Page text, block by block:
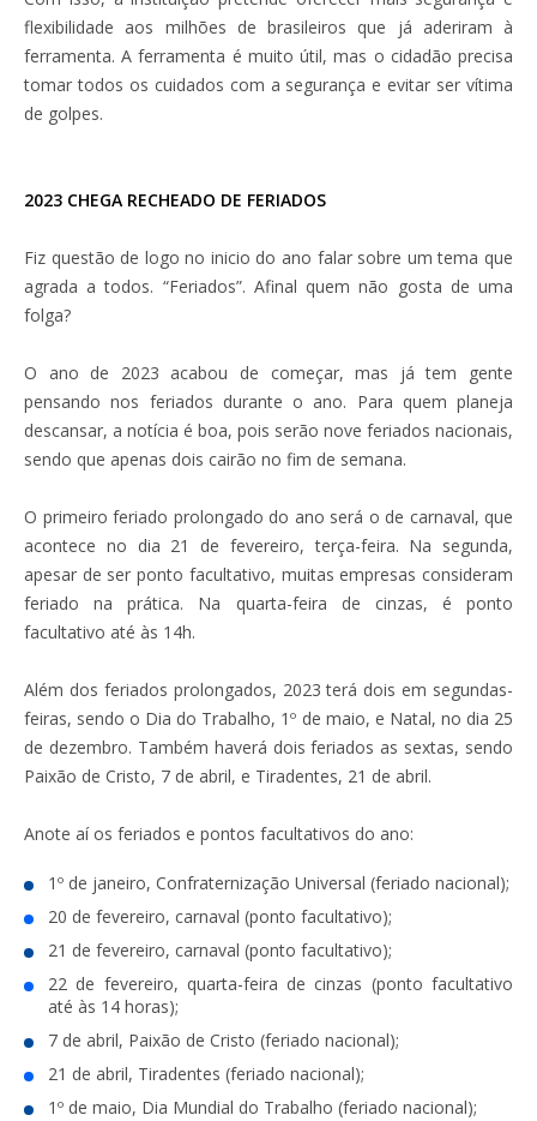
flexibilidade aos milhões de brasileiros que já aderiram à
ferramenta. A ferramenta é muito útil, mas o cidadão precisa
tomar todos os cuidados com a segurança e evitar ser vítima
de golpes.
2023 CHEGA RECHEADO DE FERIADOS
Fiz questão de logo no inicio do ano falar sobre um tema que
agrada a todos. “Feriados”. Afinal quem não gosta de uma
folga?
O ano de 2023 acabou de começar, mas já tem gente
pensando nos feriados durante o ano. Para quem planeja
descansar, a notícia é boa, pois serão nove feriados nacionais,
sendo que apenas dois cairão no fim de semana.
O primeiro feriado prolongado do ano será o de carnaval, que
acontece no dia 21 de fevereiro, terça-feira. Na segunda,
apesar de ser ponto facultativo, muitas empresas consideram
feriado na prática. Na quarta-feira de cinzas, é ponto
facultativo até às 14h.
Além dos feriados prolongados, 2023 terá dois em segundas-
feiras, sendo o Dia do Trabalho, 1º de maio, e Natal, no dia 25
de dezembro. Também haverá dois feriados as sextas, sendo
Paixão de Cristo, 7 de abril, e Tiradentes, 21 de abril.
Anote aí os feriados e pontos facultativos do ano:
1º de janeiro, Confraternização Universal (feriado nacional);
20 de fevereiro, carnaval (ponto facultativo);
21 de fevereiro, carnaval (ponto facultativo);
22 de fevereiro, quarta-feira de cinzas (ponto facultativo
até às 14 horas);
7 de abril, Paixão de Cristo (feriado nacional);
21 de abril, Tiradentes (feriado nacional);
1º de maio, Dia Mundial do Trabalho (feriado nacional);